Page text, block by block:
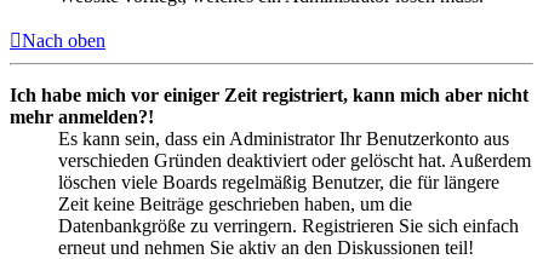
Nach oben
Ich habe mich vor einiger Zeit registriert, kann mich aber nicht
mehr anmelden?!
Es kann sein, dass ein Administrator Ihr Benutzerkonto aus
verschieden Gründen deaktiviert oder gelöscht hat. Außerdem
löschen viele Boards regelmäßig Benutzer, die für längere
Zeit keine Beiträge geschrieben haben, um die
Datenbankgröße zu verringern. Registrieren Sie sich einfach
erneut und nehmen Sie aktiv an den Diskussionen teil!